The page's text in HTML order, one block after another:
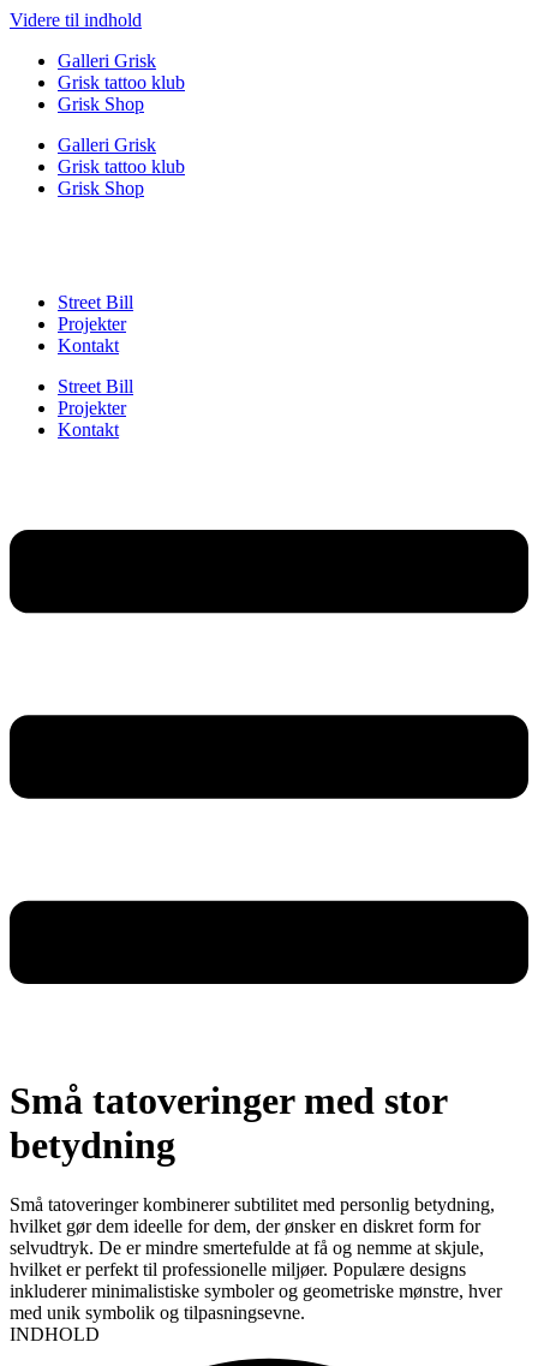
Videre til indhold
Galleri Grisk
Grisk tattoo klub
Grisk Shop
Galleri Grisk
Grisk tattoo klub
Grisk Shop
Street Bill
Projekter
Kontakt
Street Bill
Projekter
Kontakt
Små tatoveringer med stor
betydning
Små tatoveringer kombinerer subtilitet med personlig betydning,
hvilket gør dem ideelle for dem, der ønsker en diskret form for
selvudtryk. De er mindre smertefulde at få og nemme at skjule,
hvilket er perfekt til professionelle miljøer. Populære designs
inkluderer minimalistiske symboler og geometriske mønstre, hver
med unik symbolik og tilpasningsevne.
INDHOLD